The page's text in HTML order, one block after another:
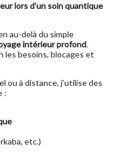
lors d’un soin quantique
au-delà du simple
intérieur profond.
les besoins, blocages et
ou à distance, j’utilise des
:
etc.)